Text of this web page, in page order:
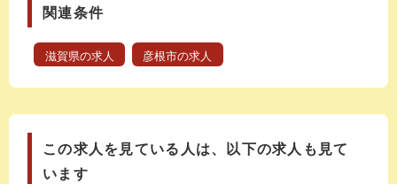
関連条件
滋賀県の求人 彦根市の求人
この求人を見ている人は、以下の求人も見て
います